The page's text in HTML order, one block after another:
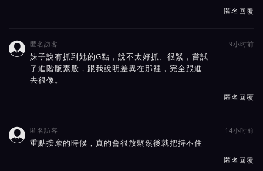
匿名回覆
 匿名訪客 9小时前
妹子說有抓到她的G點，說不太好抓、很緊，嘗試
了進階版素股，跟我說明差異在那裡，完全跟進
去很像。
匿名回覆
 匿名訪客 14小时前
重點按摩的時候，真的會很放鬆然後就把持不住
匿名回覆